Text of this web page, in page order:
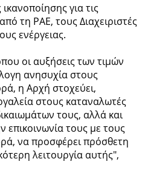
για τις
τη ΡΑΕ, τους Διαχειριστές
ενέργειας.
οι αυξήσεις των τιμών
ανησυχία στους
η Αρχή στοχεύει,
στους καταναλωτές
τους, αλλά και
τους με τους
να προσφέρει πρόσθετη
λειτουργία αυτής",